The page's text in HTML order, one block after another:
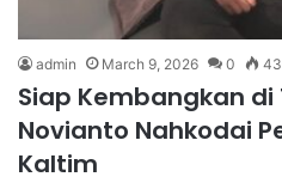
admin March 9, 2026 0
Siap Kembangkan di
Novianto Nahkodai
Kaltim